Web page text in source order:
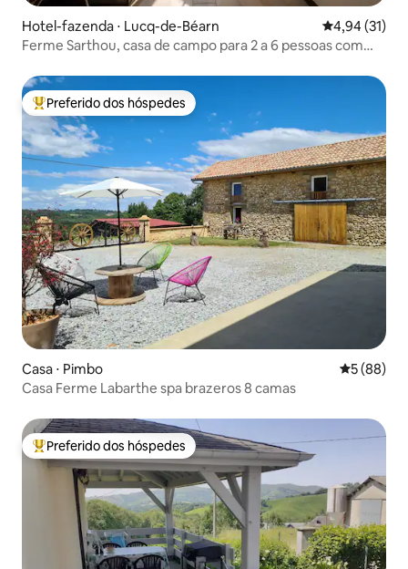
Hotel-fazenda ⋅ Lucq-de-Béarn 4,94 de uma
4,94 (31)
Ferme Sarthou, casa de campo para 2 a 6 pessoas com
Entre os melhores preferidos dos hóspedes
Preferido dos hóspedes
Casa ⋅ Pimbo 5 de uma
5 (88)
Casa Ferme Labarthe spa brazeros 8 camas
Entre os melhores preferidos dos hóspedes
Preferido dos hóspedes